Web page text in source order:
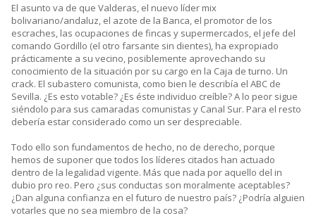
El asunto va de que Valderas, el nuevo líder mix
bolivariano/andaluz, el azote de la Banca, el promotor de los
escraches, las ocupaciones de fincas y supermercados, el jefe del
comando Gordillo (el otro farsante sin dientes), ha expropiado
prácticamente a su vecino, posiblemente aprovechando su
conocimiento de la situación por su cargo en la Caja de turno. Un
crack. El subastero comunista, como bien le describía el ABC de
Sevilla. ¿Es esto votable? ¿Es éste individuo creíble? A lo peor sigue
siéndolo para sus camaradas comunistas y Canal Sur. Para el resto
debería estar considerado como un ser despreciable.
Todo ello son fundamentos de hecho, no de derecho, porque
hemos de suponer que todos los líderes citados han actuado
dentro de la legalidad vigente. Más que nada por aquello del in
dubio pro reo. Pero ¿sus conductas son moralmente aceptables?
¿Dan alguna confianza en el futuro de nuestro país? ¿Podría alguien
votarles que no sea miembro de la cosa?